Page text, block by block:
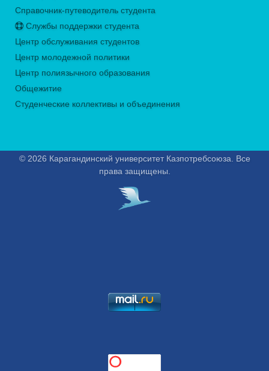
Справочник-путеводитель студента
Службы поддержки студента
Центр обслуживания студентов
Центр молодежной политики
Центр полиязычного образования
Общежитие
Студенческие коллективы и объединения
© 2026 Карагандинский университет Казпотребсоюза. Все
права защищены.